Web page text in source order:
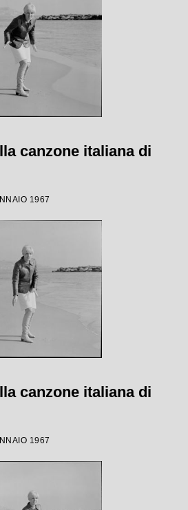
canzone italiana di
1967
canzone italiana di
1967